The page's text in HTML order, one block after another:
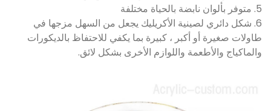
5. متوفر بألوان نابضة بالحياة مختلفة
6. شكل دائري لصينية الأكريليك يجعل من السهل مزجها في
طاولات صغيرة أو أكبر ، كبيرة بما يكفي للاحتفاظ بالديكورات
والماكياج والأطعمة واللوازم الأخرى بشكل لائق.